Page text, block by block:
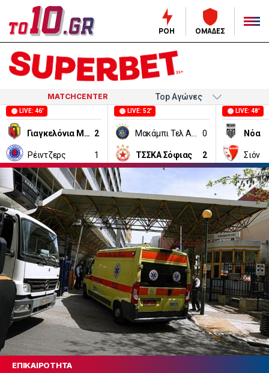
ΡΟΗ ΟΜΑΔΕΣ
MATCHCENTER
LIVE: 46'
Γιαγκελόνια Μπιάλιστοκ 2
Ρέιντζερς 1
LIVE: 52'
0
ΤΣΣΚΑ Σόφιας 2
LIVE: 48'
Νόα
Σιόν
ΕΠΙΚΑΙΡΟΤΗΤΑ